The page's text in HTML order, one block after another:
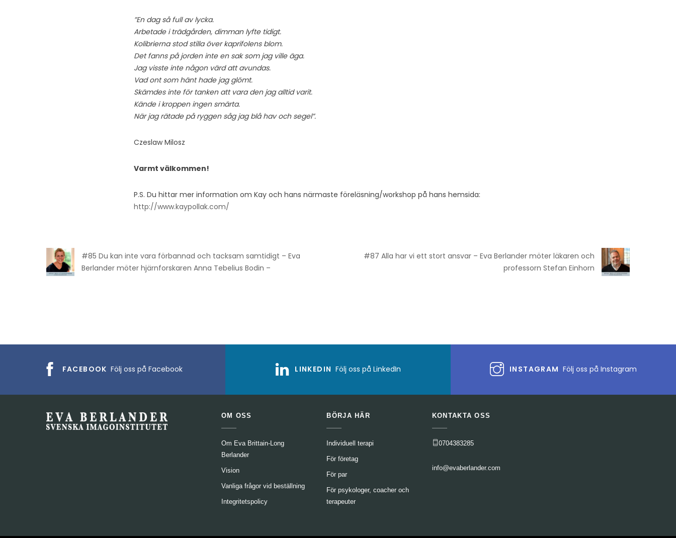
”En dag så full av lycka.
Arbetade i trädgården, dimman lyfte tidigt.
Kolibrierna stod stilla över kaprifolens blom.
Det fanns på jorden inte en sak som jag ville äga.
Jag visste inte någon värd att avundas.
Vad ont som hänt hade jag glömt.
Skämdes inte för tanken att vara den jag alltid varit.
Kände i kroppen ingen smärta.
När jag rätade på ryggen såg jag blå hav och segel”.
Czeslaw Milosz
Varmt välkommen!
P.S. Du hittar mer information om Kay och hans närmaste föreläsning/workshop på hans hemsida:
http://www.kaypollak.com/
#85 Du kan inte vara förbannad och tacksam samtidigt – Eva
Berlander möter hjärnforskaren Anna Tebelius Bodin –
#87 Alla har vi ett stort ansvar – Eva Berlander möter läkaren och
professorn Stefan Einhorn
FACEBOOK Följ oss på Facebook LINKEDIN Följ oss på LinkedIn INSTAGRAM Följ oss på Instagram
OM OSS
Om Eva Brittain-Long
Berlander
Vision
Vanliga frågor vid beställning
Integritetspolicy
BÖRJA HÄR
Individuell terapi
För företag
För par
För psykologer, coacher och
terapeuter
KONTAKTA OSS
0704383285
info@evaberlander.com